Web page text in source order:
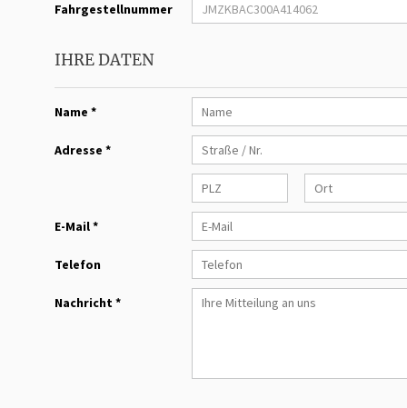
Fahrgestellnummer
IHRE DATEN
Name *
Adresse *
E-Mail *
Telefon
Nachricht *